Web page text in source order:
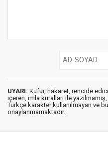
UYARI: Küfür, hakaret, rencide
içeren, imla kuralları ile yazılmamış,
Türkçe karakter kullanılmayan ve
onaylanmamaktadır.